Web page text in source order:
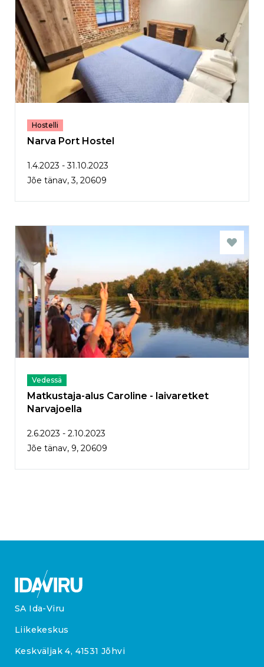
Hostelli
Narva Port Hostel
1.4.2023 - 31.10.2023
Jõe tänav, 3, 20609
Vedessä
Matkustaja-alus Caroline - laivaretket
Narvajoella
2.6.2023 - 2.10.2023
Jõe tänav, 9, 20609
SA Ida-Viru
Liikekeskus
Keskväljak 4, 41531 Jõhvi